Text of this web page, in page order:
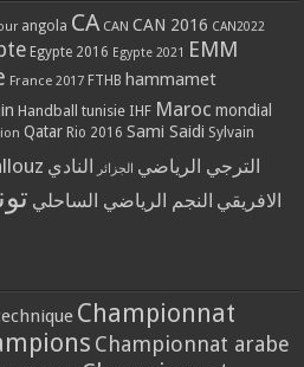
angola CA CAN CAN 2016 CAN2022
Egypte 2016 Egypte 2021 EMM
France 2017 FTHB hammamet
Handball tunisie IHF Maroc mondial
Qatar Rio 2016 Sami Saidi Sylvain
الترجي الرياضي الجزائر النادي
الافريقي النجم الرياضي الساحلي
Championnat
Championnat arabe